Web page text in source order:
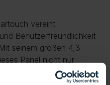
vereint
Benutzerfreundlichkeit
seinem großen 4,3-
Panel nicht nur
auch hochfunktional